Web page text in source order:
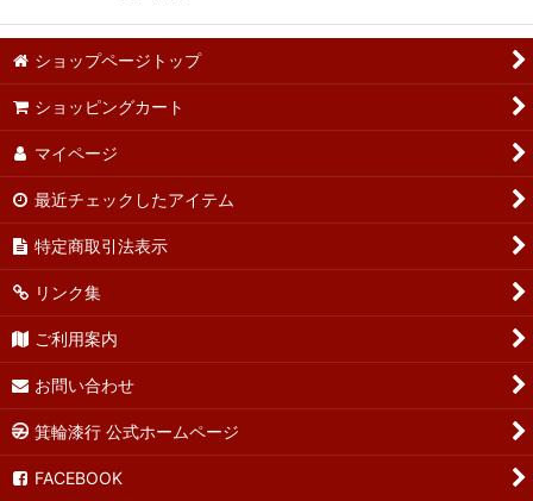
ショップページトップ
ショッピングカート
マイページ
最近チェックしたアイテム
特定商取引法表示
リンク集
ご利用案内
お問い合わせ
箕輪漆行 公式ホームページ
FACEBOOK